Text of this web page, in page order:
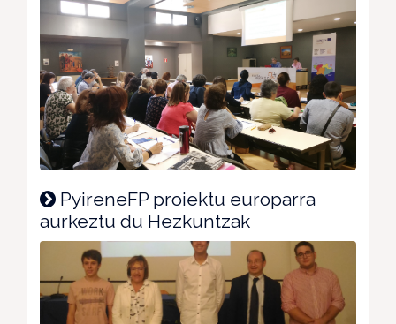
PyireneFP proiektu europarra
aurkeztu du Hezkuntzak